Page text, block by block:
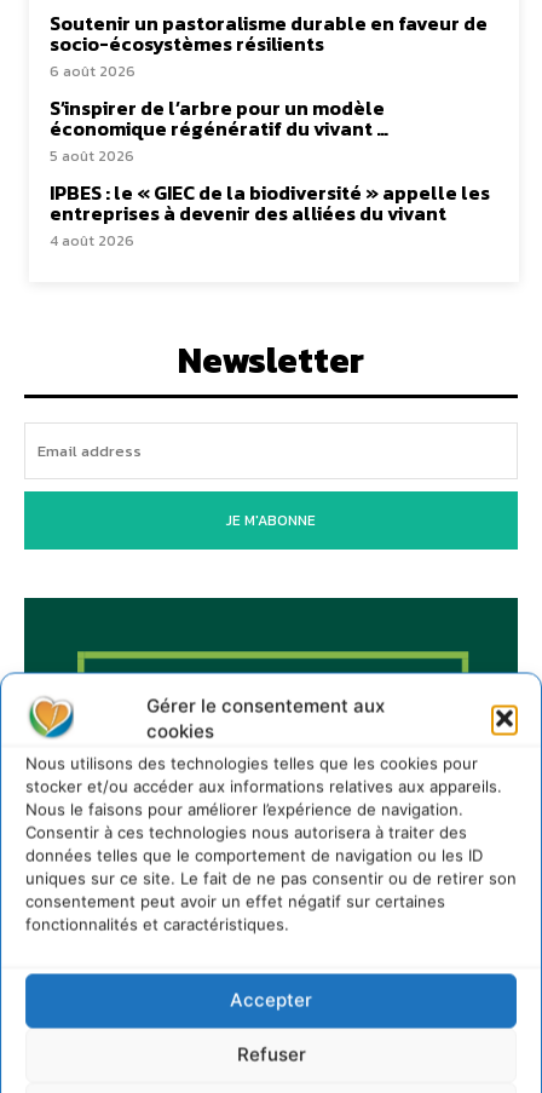
Gérer le consentement aux
cookies
Nous utilisons des technologies telles que les cookies pour
stocker et/ou accéder aux informations relatives aux appareils.
Nous le faisons pour améliorer l’expérience de navigation.
Consentir à ces technologies nous autorisera à traiter des
données telles que le comportement de navigation ou les ID
uniques sur ce site. Le fait de ne pas consentir ou de retirer son
consentement peut avoir un effet négatif sur certaines
fonctionnalités et caractéristiques.
Accepter
Refuser
Soutenir un pastoralisme durable en faveur de
socio-écosystèmes résilients
6 août 2026
S’inspirer de l’arbre pour un modèle
économique régénératif du vivant …
5 août 2026
IPBES : le « GIEC de la biodiversité » appelle les
entreprises à devenir des alliées du vivant
4 août 2026
Newsletter
JE M'ABONNE